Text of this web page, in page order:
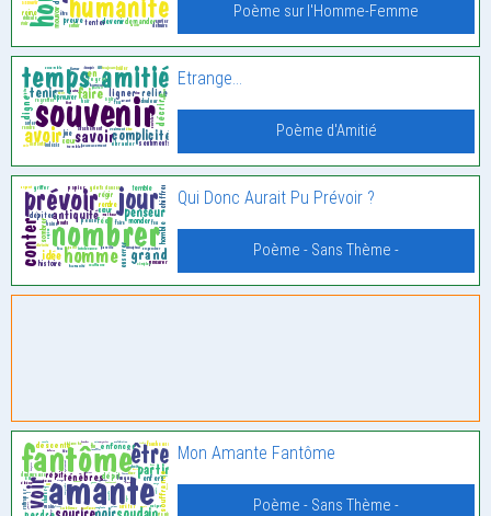
Poème sur l'Homme-Femme
Etrange…
Poème d'Amitié
Qui Donc Aurait Pu Prévoir ?
Poème - Sans Thème -
Mon Amante Fantôme
Poème - Sans Thème -